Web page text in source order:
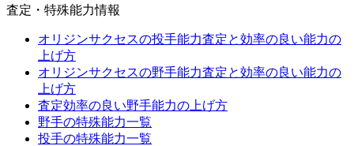
査定・特殊能力情報
オリジンサクセスの投手能力査定と効率の良い能力の
上げ方
オリジンサクセスの野手能力査定と効率の良い能力の
上げ方
査定効率の良い野手能力の上げ方
野手の特殊能力一覧
投手の特殊能力一覧